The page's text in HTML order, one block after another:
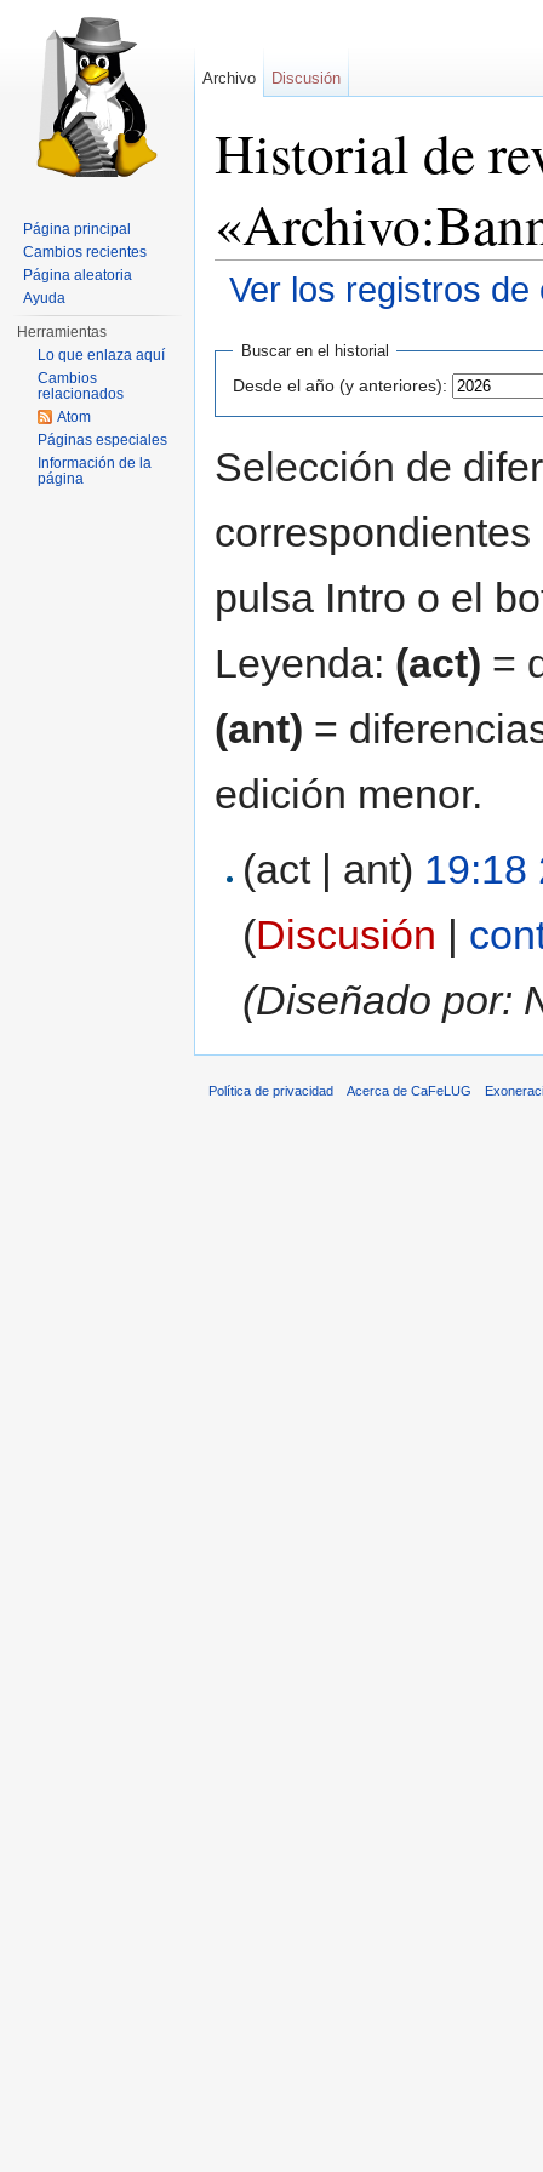
Historial de
Ver los registros de
Buscar en el historial
Desde el año (y anteriores):
Selección de
pulsa Intro o el
Leyenda: (act) =
(ant) =
edición menor.
(act | ant) 19:18
(Discusión |
(Diseñado por:
Archivo Discusión
Página principal
Cambios recientes
Página aleatoria
Ayuda
Herramientas
Lo que enlaza aquí
Cambios
relacionados
Atom
Páginas especiales
Información de la
página
Política de privacidad Acerca de CaFeLUG